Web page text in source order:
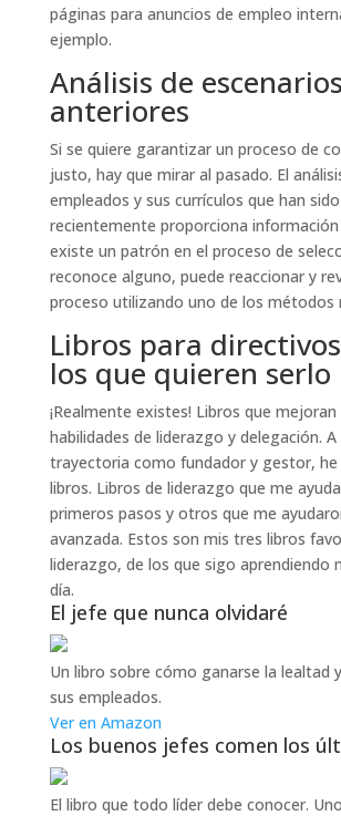
páginas para anuncios de empleo
ejemplo.
Análisis de escenarios
anteriores
Si se quiere garantizar un proceso de
justo, hay que mirar al pasado. El
empleados y sus currículos que han
recientemente proporciona información
existe un patrón en el proceso de
reconoce alguno, puede reaccionar y
proceso utilizando uno de los métodos
Libros para
los que quieren serlo
¡Realmente existes! Libros que mejoran
habilidades de liderazgo y delegación.
trayectoria como fundador y gestor, he
libros. Libros de liderazgo que me
primeros pasos y otros que me
avanzada. Estos son mis tres libros
liderazgo, de los que sigo aprendiendo
día.
El jefe que nunca olvidaré
Un libro sobre cómo ganarse la lealtad
sus empleados.
Ver en Amazon
Los buenos jefes comen los
El libro que todo líder debe conocer.